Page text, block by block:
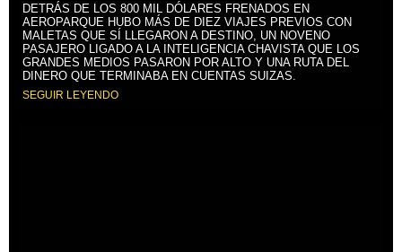
DETRÁS DE LOS 800 MIL DÓLARES FRENADOS EN
AEROPARQUE HUBO MÁS DE DIEZ VIAJES PREVIOS CON
MALETAS QUE SÍ LLEGARON A DESTINO, UN NOVENO
PASAJERO LIGADO A LA INTELIGENCIA CHAVISTA QUE LOS
GRANDES MEDIOS PASARON POR ALTO Y UNA RUTA DEL
DINERO QUE TERMINABA EN CUENTAS SUIZAS.
SEGUIR LEYENDO